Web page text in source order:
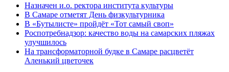
Назначен и.о. ректора института культуры
В Самаре отметят День физкультурника
В «Бутылисте» пройдёт «Тот самый своп»
Роспотребнадзор: качество воды на самарских пляжах
улучшилось
На трансформаторной будке в Самаре расцветёт
Аленький цветочек